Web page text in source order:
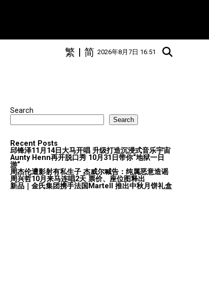
2026年8月7日 16:51
简
|
繁
Search
Search
Recent Posts
邱锋泽11月14日大马开唱 升级打造沉浸式音乐宇宙
Aunty Henn再开脱口秀 10月31日带你“地狱一日
游”
周杰伦遭影射有私生子 杰威尔喊告：纯属恶意造谣
周兴哲10月来马连唱2天 票价、座位图释出
新品｜金氏集团携手法国Martell 推出中秋月饼礼盒